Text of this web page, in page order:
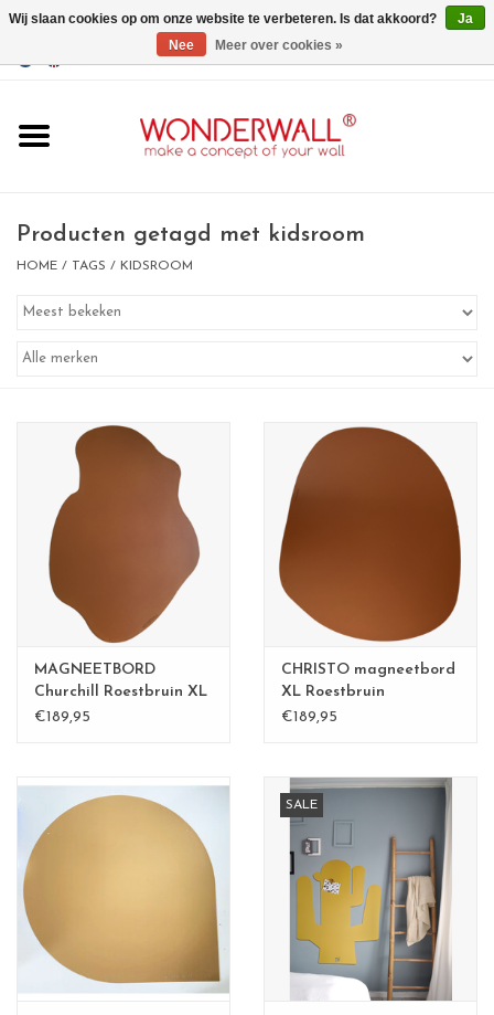
GBP/USD
magneetborden
magneten
BIG SALE , GRAB YOUR
CHANCE
LIMITED EXCLUSIVES
Wandplanken / Shelves
Rechthoekige , vierkante, ronde
magneetborden
Producten getagd met kidsroom
HOME / TAGS / KIDSROOM
MAGNEETBORD
Churchill Roestbruin XL
€189,95
CHRISTO magneetbord
XL Roestbruin
€189,95
SALE
Wij slaan cookies op om onze website te verbeteren. Is dat akkoord?
Ja
Nee
Meer over cookies »